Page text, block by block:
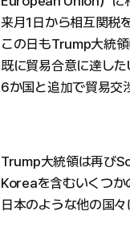
来月1日から相互関税
この日もTrump大統
既に貿易合意に達し
6か国と追加で貿易交
Trump大統領は再び
Koreaを含むいくつか
日本のような他の国